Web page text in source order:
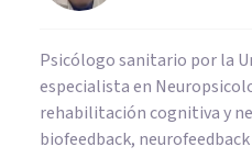
Psicólogo sanitario por la
especialista en
rehabilitación cognitiva y
biofeedback,